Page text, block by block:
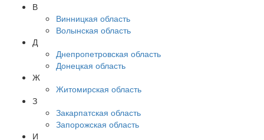
В
Винницкая область
Волынская область
Д
Днепропетровская область
Донецкая область
Ж
Житомирская область
З
Закарпатская область
Запорожская область
И